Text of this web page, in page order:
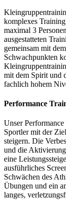
komplexes
maximal 3
ausgestatteten
gemeinsam mit
Schwachpunkten
mit dem Spirit und
fachlich hohem
Performance
Unser
Sportler mit der
steigern. Die
und die
eine
ausführliches
Schwächen des
Übungen und ein
langes,